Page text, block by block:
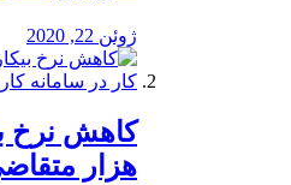
ژوئن 22, 2020
هزار